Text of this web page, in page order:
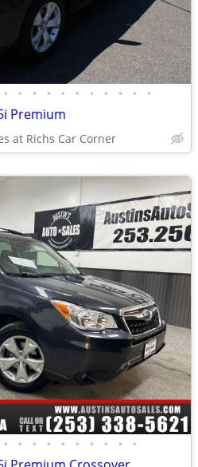
• • • • • • • • • • •
Premium
at Richs Car Corner
• • • • • • • • • •